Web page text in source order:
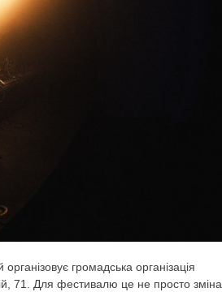
громадська організація
71. Для фестивалю це не просто зміна